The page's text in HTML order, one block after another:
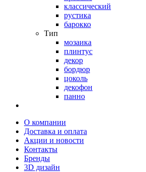
классический
рустика
барокко
Тип
мозаика
плинтус
декор
бордюр
цоколь
декофон
панно
О компании
Доставка и оплата
Акции и новости
Контакты
Бренды
3D дизайн